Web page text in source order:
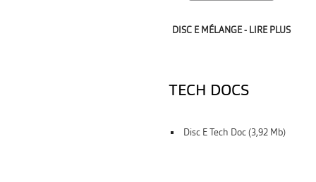
DISC E MÉLANGE - LIRE PLUS
TECH DOCS
Disc E Tech Doc (3,92 Mb)